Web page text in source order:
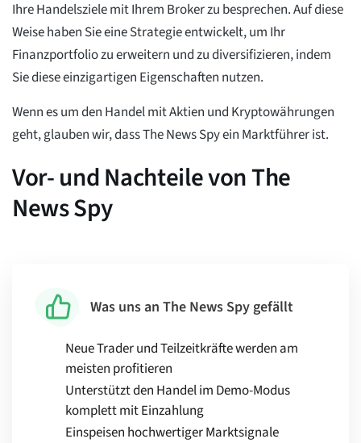
Ihre Handelsziele mit Ihrem Broker zu besprechen. Auf diese
Weise haben Sie eine Strategie entwickelt, um Ihr
Finanzportfolio zu erweitern und zu diversifizieren, indem
Sie diese einzigartigen Eigenschaften nutzen.
Wenn es um den Handel mit Aktien und Kryptowährungen
geht, glauben wir, dass The News Spy ein Marktführer ist.
Vor- und Nachteile von The
News Spy
Was uns an The News Spy gefällt
Neue Trader und Teilzeitkräfte werden am
meisten profitieren
Unterstützt den Handel im Demo-Modus
komplett mit Einzahlung
Einspeisen hochwertiger Marktsignale